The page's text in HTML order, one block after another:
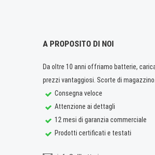
A PROPOSITO DI NOI
Da oltre 10 anni offriamo batterie,
prezzi vantaggiosi. Scorte di
Consegna veloce
Attenzione ai dettagli
12 mesi di garanzia commerciale
Prodotti certificati e testati